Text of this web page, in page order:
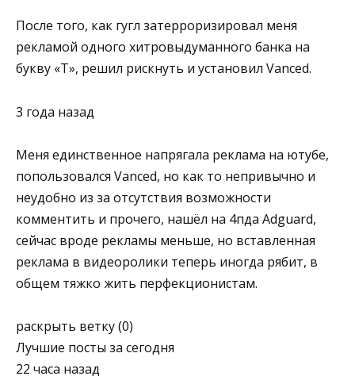
После того, как гугл затерроризировал меня
рекламой одного хитровыдуманного банка на
букву «Т», решил рискнуть и установил Vanced.
3 года назад
Меня единственное напрягала реклама на ютубе,
попользовался Vanced, но как то непривычно и
неудобно из за отсутствия возможности
комментить и прочего, нашёл на 4пда Adguard,
сейчас вроде рекламы меньше, но вставленная
реклама в видеоролики теперь иногда рябит, в
общем тяжко жить перфекционистам.
раскрыть ветку (0)
Лучшие посты за сегодня
22 часа назад